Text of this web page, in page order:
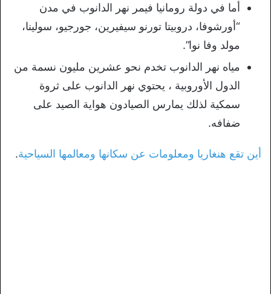
أما في دولة رومانيا فيمر نهر الدانوب في مدن
“أورشوفا، دروبيتا تورنو سيفيرين، جورجيو، سولينا،
مولد وفا نوا”.
مياه نهر الدانوب تخدم نحو عشرين مليون نسمة من
الدول الأوروبية ، يحتوي نهر الدانوب على ثروة
سمكية لذلك يمارس الصيادون هواية الصيد على
ضفافه.
أين تقع هنغاريا ومعلومات عن سكانها ومعالمها السياحية.